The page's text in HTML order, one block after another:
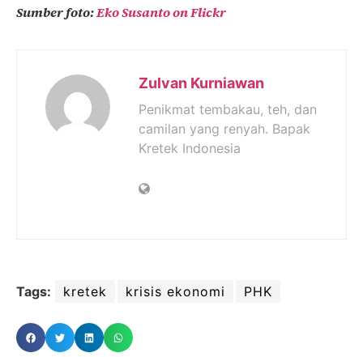
Sumber foto:Eko Susanto on Flickr
Zulvan Kurniawan
Penikmat tembakau, teh, dan
camilan yang renyah. Bapak
Kretek Indonesia
Tags: kretek krisis ekonomi PHK